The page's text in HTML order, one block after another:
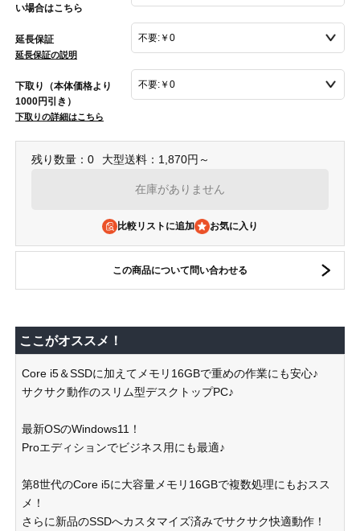
い場合はこちら
延長保証
延長保証の説明
下取り（本体価格より
1000円引き）
下取りの詳細はこちら
残り数量：0 大型送料：1,870円～
在庫がありません
比較リストに追加
この商品について問い合わせる
ここがオススメ！
Core i5＆SSDに加えてメモリ16GBで重めの作業にも安心♪
サクサク動作のスリム型デスクトップPC♪
最新OSのWindows11！
Proエディションでビジネス用にも最適♪
第8世代のCore i5に大容量メモリ16GBで複数処理にもおスス
メ！
さらに新品のSSDへカスタマイズ済みでサクサク快適動作！